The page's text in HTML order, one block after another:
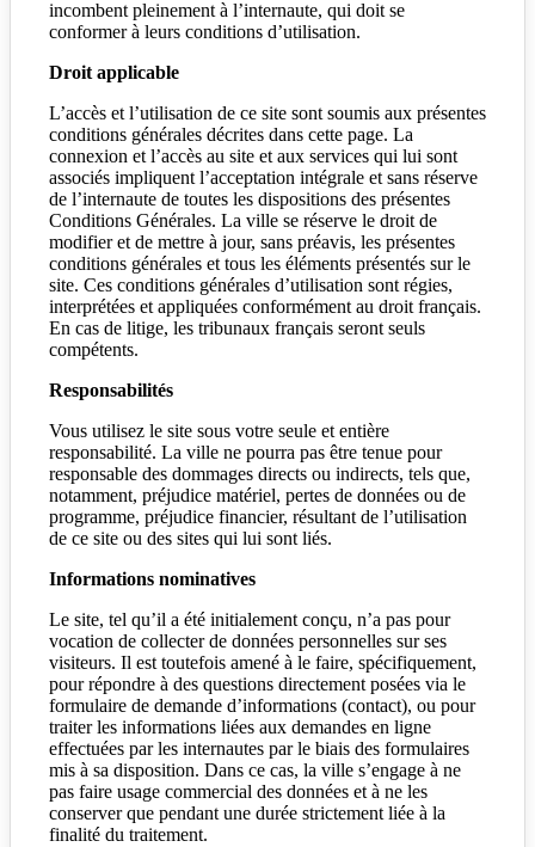
incombent pleinement à l’internaute, qui doit se
conformer à leurs conditions d’utilisation.
Droit applicable
L’accès et l’utilisation de ce site sont soumis aux présentes
conditions générales décrites dans cette page. La
connexion et l’accès au site et aux services qui lui sont
associés impliquent l’acceptation intégrale et sans réserve
de l’internaute de toutes les dispositions des présentes
Conditions Générales. La ville se réserve le droit de
modifier et de mettre à jour, sans préavis, les présentes
conditions générales et tous les éléments présentés sur le
site. Ces conditions générales d’utilisation sont régies,
interprétées et appliquées conformément au droit français.
En cas de litige, les tribunaux français seront seuls
compétents.
Responsabilités
Vous utilisez le site sous votre seule et entière
responsabilité. La ville ne pourra pas être tenue pour
responsable des dommages directs ou indirects, tels que,
notamment, préjudice matériel, pertes de données ou de
programme, préjudice financier, résultant de l’utilisation
de ce site ou des sites qui lui sont liés.
Informations nominatives
Le site, tel qu’il a été initialement conçu, n’a pas pour
vocation de collecter de données personnelles sur ses
visiteurs. Il est toutefois amené à le faire, spécifiquement,
pour répondre à des questions directement posées via le
formulaire de demande d’informations (contact), ou pour
traiter les informations liées aux demandes en ligne
effectuées par les internautes par le biais des formulaires
mis à sa disposition. Dans ce cas, la ville s’engage à ne
pas faire usage commercial des données et à ne les
conserver que pendant une durée strictement liée à la
finalité du traitement.